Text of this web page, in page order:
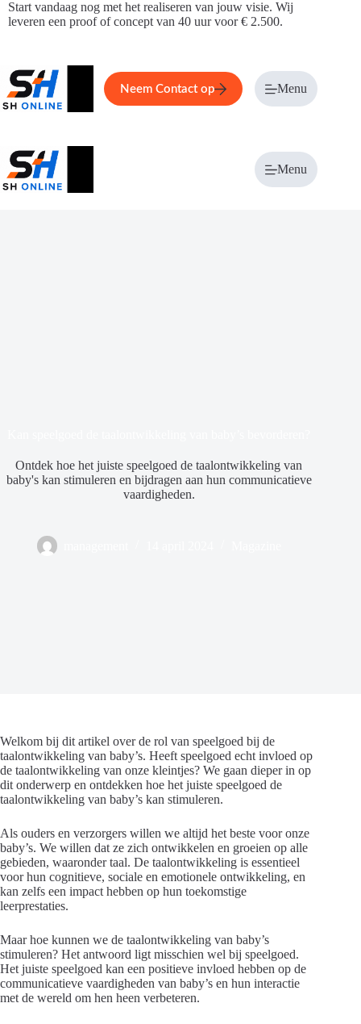
Ga
naar
Start vandaag nog met het realiseren van jouw visie. Wij
leveren een proof of concept van 40 uur voor € 2.500.
Home Service Over ons
Neem Contact op Menu
Menu
Ontdek hoe het juiste speelgoed de taalontwikkeling van
baby's kan stimuleren en bijdragen aan hun communicatieve
vaardigheden.
Welkom bij dit artikel over de rol van speelgoed bij de
taalontwikkeling van baby’s. Heeft speelgoed echt invloed op
de taalontwikkeling van onze kleintjes? We gaan dieper in op
dit onderwerp en ontdekken hoe het juiste speelgoed de
taalontwikkeling van baby’s kan stimuleren.
Als ouders en verzorgers willen we altijd het beste voor onze
baby’s. We willen dat ze zich ontwikkelen en groeien op alle
gebieden, waaronder taal. De taalontwikkeling is essentieel
voor hun cognitieve, sociale en emotionele ontwikkeling, en
kan zelfs een impact hebben op hun toekomstige
leerprestaties.
Maar hoe kunnen we de taalontwikkeling van baby’s
stimuleren? Het antwoord ligt misschien wel bij speelgoed.
Het juiste speelgoed kan een positieve invloed hebben op de
communicatieve vaardigheden van baby’s en hun interactie
met de wereld om hen heen verbeteren.